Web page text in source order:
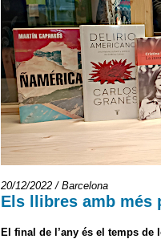
20/12/2022 / Barcelona
Els llibres amb més
El final de l’any és el temps